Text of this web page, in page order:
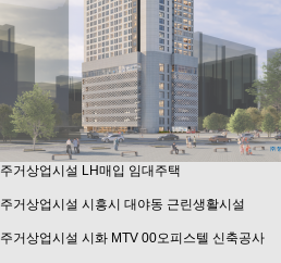
주거상업시설 LH매입 임대주택
주거상업시설 시흥시 대야동 근린생활시설
주거상업시설 시화 MTV 00오피스텔 신축공사